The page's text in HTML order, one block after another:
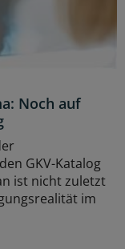
Noch auf
GKV-Katalog
ist nicht zuletzt
im